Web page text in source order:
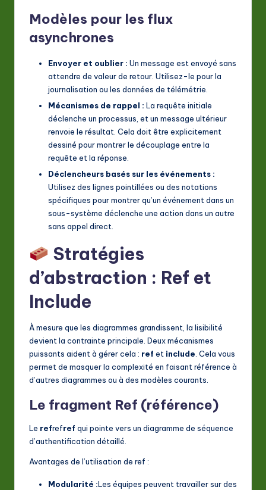
Modèles pour les flux
asynchrones
Envoyer et oublier : Un message est envoyé sans
attendre de valeur de retour. Utilisez-le pour la
journalisation ou les données de télémétrie.
Mécanismes de rappel : La requête initiale
déclenche un processus, et un message ultérieur
renvoie le résultat. Cela doit être explicitement
dessiné pour montrer le découplage entre la
requête et la réponse.
Déclencheurs basés sur les événements :
Utilisez des lignes pointillées ou des notations
spécifiques pour montrer qu’un événement dans un
sous-système déclenche une action dans un autre
sans appel direct.
Stratégies
d’abstraction : Ref et
Include
À mesure que les diagrammes grandissent, la lisibilité
devient la contrainte principale. Deux mécanismes
puissants aident à gérer cela : ref et include . Cela vous
permet de masquer la complexité en faisant référence à
d’autres diagrammes ou à des modèles courants.
Le fragment Ref (référence)
Le refrefref qui pointe vers un diagramme de séquence
d’authentification détaillé.
Avantages de l’utilisation de ref :
Modularité :Les équipes peuvent travailler sur des